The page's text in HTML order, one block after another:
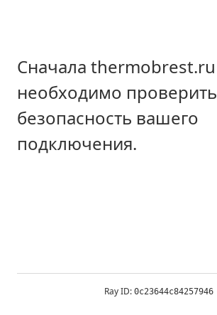
Сначала thermobrest.ru
необходимо проверить
безопасность вашего
подключения.
Ray ID: 0c23644c84257946